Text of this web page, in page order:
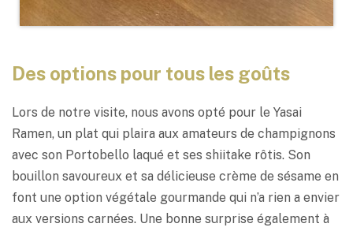
Des options pour tous les goûts
Lors de notre visite, nous avons opté pour le Yasai
Ramen, un plat qui plaira aux amateurs de champignons
avec son Portobello laqué et ses shiitake rôtis. Son
bouillon savoureux et sa délicieuse crème de sésame en
font une option végétale gourmande qui n’a rien a envier
aux versions carnées. Une bonne surprise également à